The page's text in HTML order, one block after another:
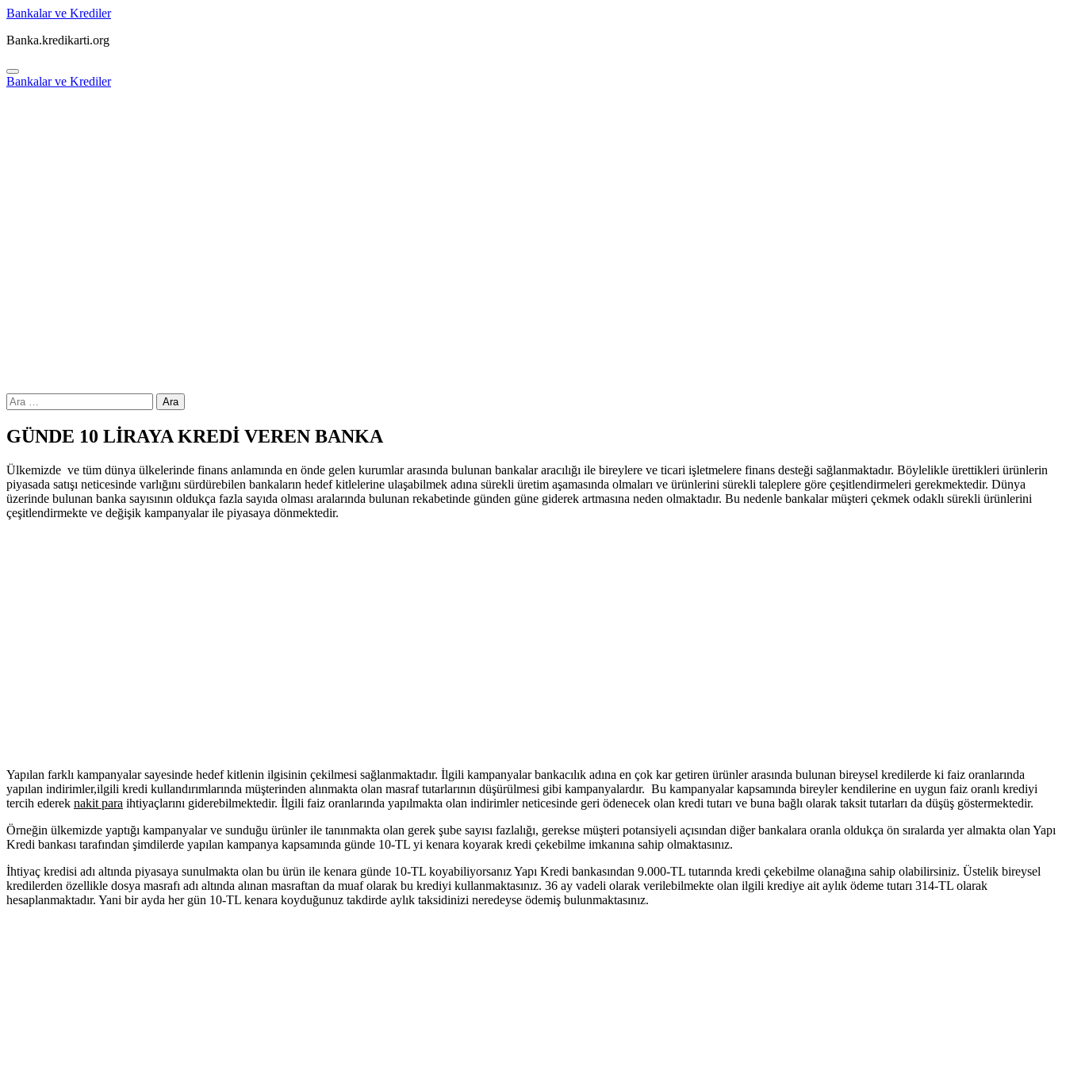
Skip
content
Bankalar ve Krediler
Banka.kredikarti.org
Bankalar ve Krediler
Arama:
GÜNDE 10 LİRAYA KREDİ VEREN BANKA
Ülkemizde ve tüm dünya ülkelerinde finans anlamında en önde gelen kurumlar arasında bulunan bankalar aracılığı ile bireylere ve ticari işletmelere finans desteği sağlanmaktadır. Böylelikle ürettikleri ürünlerin
piyasada satışı neticesinde varlığını sürdürebilen bankaların hedef kitlelerine ulaşabilmek adına sürekli üretim aşamasında olmaları ve ürünlerini sürekli taleplere göre çeşitlendirmeleri gerekmektedir. Dünya
üzerinde bulunan banka sayısının oldukça fazla sayıda olması aralarında bulunan rekabetinde günden güne giderek artmasına neden olmaktadır. Bu nedenle bankalar müşteri çekmek odaklı sürekli ürünlerini
çeşitlendirmekte ve değişik kampanyalar ile piyasaya dönmektedir.
Yapılan farklı kampanyalar sayesinde hedef kitlenin ilgisinin çekilmesi sağlanmaktadır. İlgili kampanyalar bankacılık adına en çok kar getiren ürünler arasında bulunan bireysel kredilerde ki faiz oranlarında
yapılan indirimler,ilgili kredi kullandırımlarında müşterinden alınmakta olan masraf tutarlarının düşürülmesi gibi kampanyalardır. Bu kampanyalar kapsamında bireyler kendilerine en uygun faiz oranlı krediyi
tercih ederek nakit para ihtiyaçlarını giderebilmektedir. İlgili faiz oranlarında yapılmakta olan indirimler neticesinde geri ödenecek olan kredi tutarı ve buna bağlı olarak taksit tutarları da düşüş göstermektedir.
Örneğin ülkemizde yaptığı kampanyalar ve sunduğu ürünler ile tanınmakta olan gerek şube sayısı fazlalığı, gerekse müşteri potansiyeli açısından diğer bankalara oranla oldukça ön sıralarda yer almakta olan Yapı
Kredi bankası tarafından şimdilerde yapılan kampanya kapsamında günde 10-TL yi kenara koyarak kredi çekebilme imkanına sahip olmaktasınız.
İhtiyaç kredisi adı altında piyasaya sunulmakta olan bu ürün ile kenara günde 10-TL koyabiliyorsanız Yapı Kredi bankasından 9.000-TL tutarında kredi çekebilme olanağına sahip olabilirsiniz. Üstelik bireysel
kredilerden özellikle dosya masrafı adı altında alınan masraftan da muaf olarak bu krediyi kullanmaktasınız. 36 ay vadeli olarak verilebilmekte olan ilgili krediye ait aylık ödeme tutarı 314-TL olarak
hesaplanmaktadır. Yani bir ayda her gün 10-TL kenara koyduğunuz takdirde aylık taksidinizi neredeyse ödemiş bulunmaktasınız.